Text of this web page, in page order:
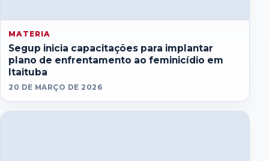
MATERIA
Segup inicia capacitações para implantar
plano de enfrentamento ao feminicídio em
Itaituba
20 DE MARÇO DE 2026